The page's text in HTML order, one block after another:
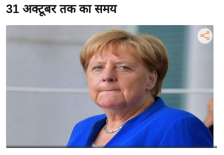
ख
अं
य
31 अक्टूबर तक का समय